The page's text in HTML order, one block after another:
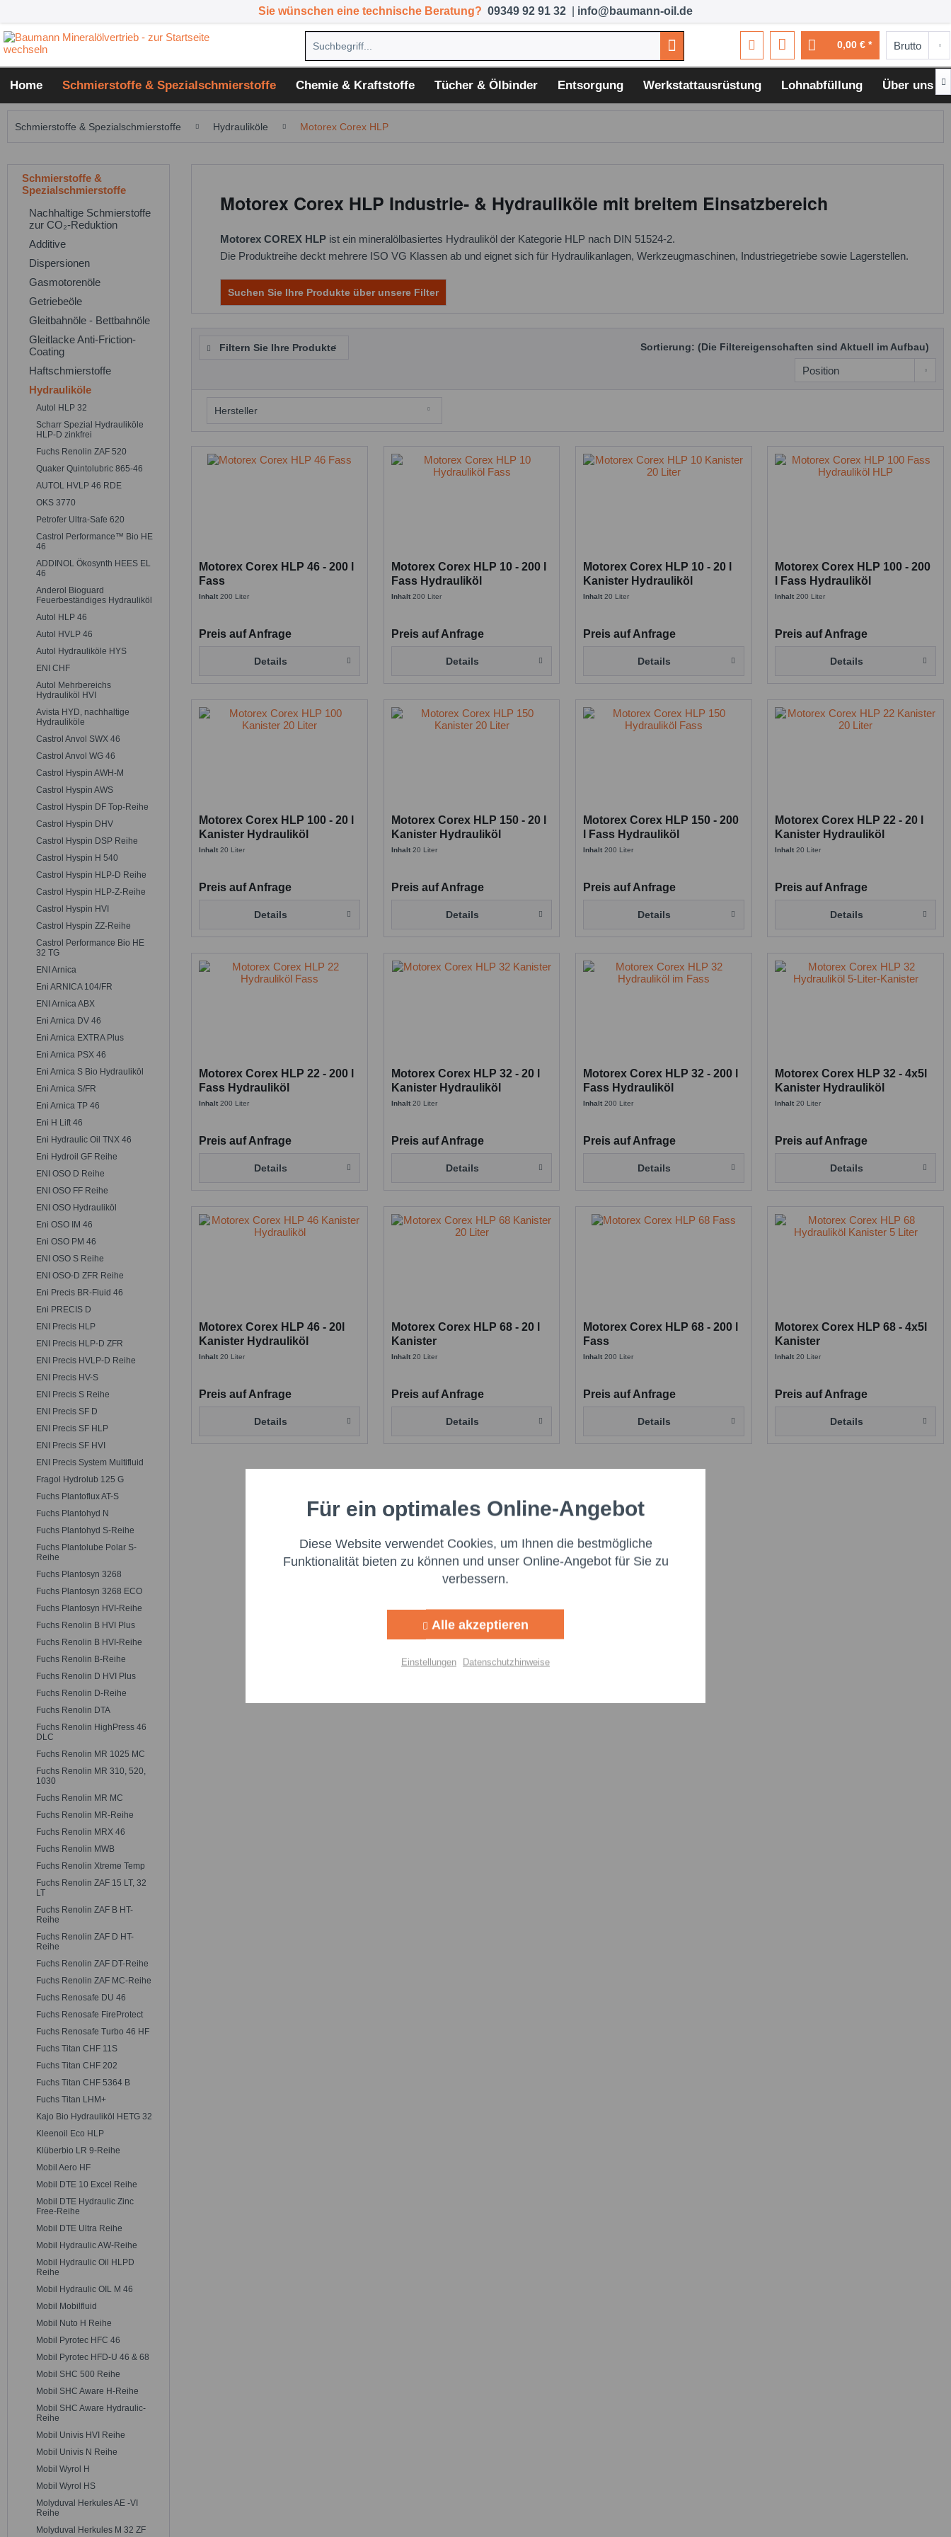
Sie wünschen eine technische Beratung? 09349 92 91 32 info@baumann-oil.de
0,00 € *
Home Schmierstoffe & Spezialschmierstoffe Chemie & Kraftstoffe Tücher & Ölbinder Entsorgung Werkstattausrüstung Lohnabfüllung Über uns 
Schmierstoffe & Spezialschmierstoffe Hydrauliköle Motorex Corex HLP
Schmierstoffe &
Spezialschmierstoffe
Nachhaltige Schmierstoffe
zur CO₂-Reduktion
Additive
Dispersionen
Gasmotorenöle
Getriebeöle
Gleitbahnöle - Bettbahnöle
Gleitlacke Anti-Friction-
Coating
Haftschmierstoffe
Hydrauliköle
Autol HLP 32
Scharr Spezial Hydrauliköle
HLP-D zinkfrei
Fuchs Renolin ZAF 520
Quaker Quintolubric 865-46
AUTOL HVLP 46 RDE
OKS 3770
Petrofer Ultra-Safe 620
Castrol Performance™ Bio HE
46
ADDINOL Ökosynth HEES EL
46
Anderol Bioguard
Feuerbeständiges Hydrauliköl
Autol HLP 46
Autol HVLP 46
Autol Hydrauliköle HYS
ENI CHF
Autol Mehrbereichs
Hydrauliköl HVI
Avista HYD, nachhaltige
Hydrauliköle
Castrol Anvol SWX 46
Castrol Anvol WG 46
Castrol Hyspin AWH-M
Castrol Hyspin AWS
Castrol Hyspin DF Top-Reihe
Castrol Hyspin DHV
Castrol Hyspin DSP Reihe
Castrol Hyspin H 540
Castrol Hyspin HLP-D Reihe
Castrol Hyspin HLP-Z-Reihe
Castrol Hyspin HVI
Castrol Hyspin ZZ-Reihe
Castrol Performance Bio HE
32 TG
ENI Arnica
Eni ARNICA 104/FR
ENI Arnica ABX
Eni Arnica DV 46
Eni Arnica EXTRA Plus
Eni Arnica PSX 46
Eni Arnica S Bio Hydrauliköl
Eni Arnica S/FR
Eni Arnica TP 46
Eni H Lift 46
Eni Hydraulic Oil TNX 46
Eni Hydroil GF Reihe
ENI OSO D Reihe
ENI OSO FF Reihe
ENI OSO Hydrauliköl
Eni OSO IM 46
Eni OSO PM 46
ENI OSO S Reihe
ENI OSO-D ZFR Reihe
Eni Precis BR-Fluid 46
Eni PRECIS D
ENI Precis HLP
ENI Precis HLP-D ZFR
ENI Precis HVLP-D Reihe
ENI Precis HV-S
ENI Precis S Reihe
ENI Precis SF D
ENI Precis SF HLP
ENI Precis SF HVI
ENI Precis System Multifluid
Fragol Hydrolub 125 G
Fuchs Plantoflux AT-S
Fuchs Plantohyd N
Fuchs Plantohyd S-Reihe
Fuchs Plantolube Polar S-
Reihe
Fuchs Plantosyn 3268
Fuchs Plantosyn 3268 ECO
Fuchs Plantosyn HVI-Reihe
Fuchs Renolin B HVI Plus
Fuchs Renolin B HVI-Reihe
Fuchs Renolin B-Reihe
Fuchs Renolin D HVI Plus
Fuchs Renolin D-Reihe
Fuchs Renolin DTA
Fuchs Renolin HighPress 46
DLC
Fuchs Renolin MR 1025 MC
Fuchs Renolin MR 310, 520,
1030
Fuchs Renolin MR MC
Fuchs Renolin MR-Reihe
Fuchs Renolin MRX 46
Fuchs Renolin MWB
Fuchs Renolin Xtreme Temp
Fuchs Renolin ZAF 15 LT, 32
LT
Fuchs Renolin ZAF B HT-
Reihe
Fuchs Renolin ZAF D HT-
Reihe
Fuchs Renolin ZAF DT-Reihe
Fuchs Renolin ZAF MC-Reihe
Fuchs Renosafe DU 46
Fuchs Renosafe FireProtect
Fuchs Renosafe Turbo 46 HF
Fuchs Titan CHF 11S
Fuchs Titan CHF 202
Fuchs Titan CHF 5364 B
Fuchs Titan LHM+
Kajo Bio Hydrauliköl HETG 32
Kleenoil Eco HLP
Klüberbio LR 9-Reihe
Mobil Aero HF
Mobil DTE 10 Excel Reihe
Mobil DTE Hydraulic Zinc
Free-Reihe
Mobil DTE Ultra Reihe
Mobil Hydraulic AW-Reihe
Mobil Hydraulic Oil HLPD
Reihe
Mobil Hydraulic OIL M 46
Mobil Mobilfluid
Mobil Nuto H Reihe
Mobil Pyrotec HFC 46
Mobil Pyrotec HFD-U 46 & 68
Mobil SHC 500 Reihe
Mobil SHC Aware H-Reihe
Mobil SHC Aware Hydraulic-
Reihe
Mobil Univis HVI Reihe
Mobil Univis N Reihe
Mobil Wyrol H
Mobil Wyrol HS
Molyduval Herkules AE -VI
Reihe
Molyduval Herkules M 32 ZF
Motorex Corex HLP Industrie- & Hydrauliköle mit breitem Einsatzbereich
Motorex COREX HLP ist ein mineralölbasiertes Hydrauliköl der Kategorie HLP nach DIN 51524-2.
Die Produktreihe deckt mehrere ISO VG Klassen ab und eignet sich für Hydraulikanlagen, Werkzeugmaschinen, Industriegetriebe sowie Lagerstellen.
Suchen Sie Ihre Produkte über unsere Filter
Filtern Sie Ihre Produkte Sortierung: (Die Filtereigenschaften sind Aktuell im Aufbau)
Hersteller
Motorex Corex HLP 46 - 200 l
Fass
Inhalt200 Liter
Preis auf Anfrage
Details
Motorex Corex HLP 10 - 200 l
Fass Hydrauliköl
Inhalt 200 Liter
Preis auf Anfrage
Details
Motorex Corex HLP 10 - 20 l
Kanister Hydrauliköl
Inhalt20 Liter
Preis auf Anfrage
Details
Motorex Corex HLP 100 - 200
l Fass Hydrauliköl
Inhalt200 Liter
Preis auf Anfrage
Details
Motorex Corex HLP 100 - 20 l
Kanister Hydrauliköl
Inhalt20 Liter
Preis auf Anfrage
Details
Motorex Corex HLP 150 - 20 l
Kanister Hydrauliköl
Inhalt 20 Liter
Preis auf Anfrage
Details
Motorex Corex HLP 150 - 200
l Fass Hydrauliköl
Inhalt200 Liter
Preis auf Anfrage
Details
Motorex Corex HLP 22 - 20 l
Kanister Hydrauliköl
Inhalt20 Liter
Preis auf Anfrage
Details
Motorex Corex HLP 22 - 200 l
Fass Hydrauliköl
Inhalt200 Liter
Preis auf Anfrage
Details
Motorex Corex HLP 32 - 20 l
Kanister Hydrauliköl
Inhalt 20 Liter
Preis auf Anfrage
Details
Motorex Corex HLP 32 - 200 l
Fass Hydrauliköl
Inhalt200 Liter
Preis auf Anfrage
Details
Motorex Corex HLP 32 - 4x5l
Kanister Hydrauliköl
Inhalt20 Liter
Preis auf Anfrage
Details
Motorex Corex HLP 46 - 20l
Kanister Hydrauliköl
Inhalt20 Liter
Preis auf Anfrage
Details
Motorex Corex HLP 68 - 20 l
Kanister
Inhalt 20 Liter
Preis auf Anfrage
Details
Motorex Corex HLP 68 - 200 l
Fass
Inhalt200 Liter
Preis auf Anfrage
Details
Motorex Corex HLP 68 - 4x5l
Kanister
Inhalt20 Liter
Preis auf Anfrage
Details
Funktionale Aktiv
Marketing Aktiv
Für ein optimales Online-Angebot
Diese Website verwendet Cookies, um Ihnen die bestmögliche
Funktionalität bieten zu können und unser Online-Angebot für Sie zu
verbessern.
Alle akzeptieren
Einstellungen Datenschutzhinweise